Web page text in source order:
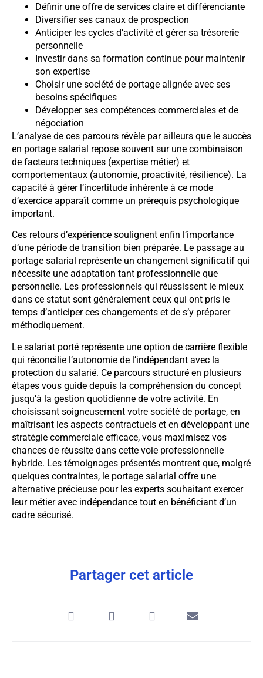
Définir une offre de services claire et différenciante
Diversifier ses canaux de prospection
Anticiper les cycles d’activité et gérer sa trésorerie
personnelle
Investir dans sa formation continue pour maintenir
son expertise
Choisir une société de portage alignée avec ses
besoins spécifiques
Développer ses compétences commerciales et de
négociation
L’analyse de ces parcours révèle par ailleurs que le succès
en portage salarial repose souvent sur une combinaison
de facteurs techniques (expertise métier) et
comportementaux (autonomie, proactivité, résilience). La
capacité à gérer l’incertitude inhérente à ce mode
d’exercice apparaît comme un prérequis psychologique
important.
Ces retours d’expérience soulignent enfin l’importance
d’une période de transition bien préparée. Le passage au
portage salarial représente un changement significatif qui
nécessite une adaptation tant professionnelle que
personnelle. Les professionnels qui réussissent le mieux
dans ce statut sont généralement ceux qui ont pris le
temps d’anticiper ces changements et de s’y préparer
méthodiquement.
Le salariat porté représente une option de carrière flexible
qui réconcilie l’autonomie de l’indépendant avec la
protection du salarié. Ce parcours structuré en plusieurs
étapes vous guide depuis la compréhension du concept
jusqu’à la gestion quotidienne de votre activité. En
choisissant soigneusement votre société de portage, en
maîtrisant les aspects contractuels et en développant une
stratégie commerciale efficace, vous maximisez vos
chances de réussite dans cette voie professionnelle
hybride. Les témoignages présentés montrent que, malgré
quelques contraintes, le portage salarial offre une
alternative précieuse pour les experts souhaitant exercer
leur métier avec indépendance tout en bénéficiant d’un
cadre sécurisé.
Partager cet article